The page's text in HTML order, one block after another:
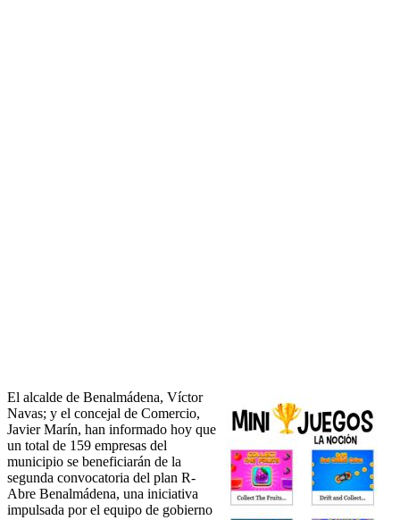
El alcalde de Benalmádena, Víctor
Navas; y el concejal de Comercio,
Javier Marín, han informado hoy que
un total de 159 empresas del
municipio se beneficiarán de la
segunda convocatoria del plan R-
Abre Benalmádena, una iniciativa
impulsada por el equipo de gobierno